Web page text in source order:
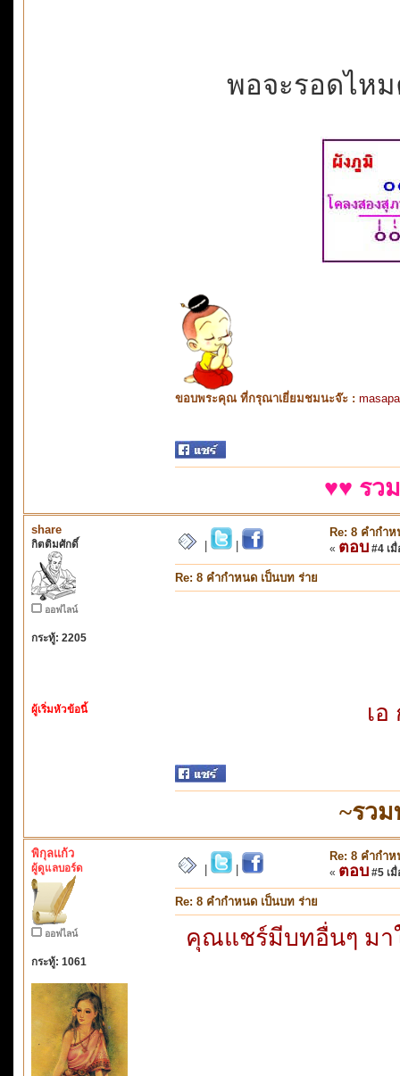
พอจะรอดไห
ขอบพระคุณ ที่กรุณาเยี่ยมชมนะจ๊ะ :
♥♥ รว
share
กิตติมศักดิ์
ออฟไลน์
กระทู้: 2205
ผู้เริ่มหัวข้อนี้
Re: 8 คำกำ
« ตอบ #4 เมื่
Re: 8 คำกำหนด เป็นบท ร่าย
เ
~รว
พิกุลแก้ว
ผู้ดูแลบอร์ด
ออฟไลน์
กระทู้: 1061
Re: 8 คำกำ
« ตอบ #5 เมื่
Re: 8 คำกำหนด เป็นบท ร่าย
คุณแชร์มีบทอื่นๆ มา